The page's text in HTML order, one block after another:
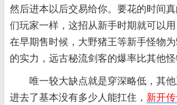
然后进本以后交易给你。要花的时间
们玩家一样，这招从新手时期就可以
在早期售时候，大野猪王等新手怪物
的实力，远古秘流剑客的爆率比其他怪
唯一较大缺点就是穿深略低，其他
进去了基本没有多少人能扛住， 新开